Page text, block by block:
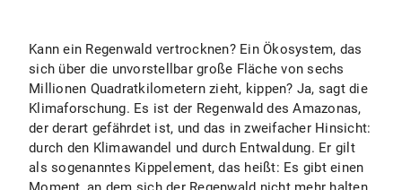
Kann ein Regenwald vertrocknen? Ein Ökosystem, das
sich über die unvorstellbar große Fläche von sechs
Millionen Quadratkilometern zieht, kippen? Ja, sagt die
Klimaforschung. Es ist der Regenwald des Amazonas,
der derart gefährdet ist, und das in zweifacher Hinsicht:
durch den Klimawandel und durch Entwaldung. Er gilt
als sogenanntes Kippelement, das heißt: Es gibt einen